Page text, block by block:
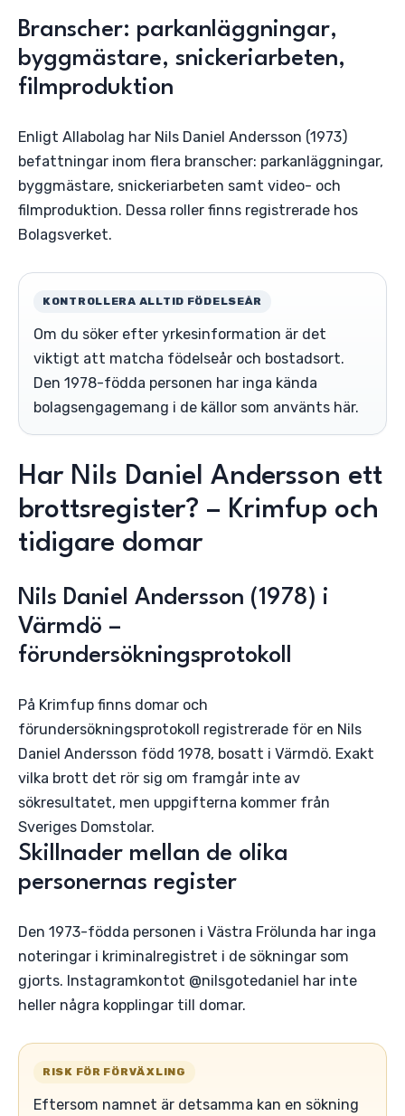
Branscher: parkanläggningar,
byggmästare, snickeriarbeten,
filmproduktion
Enligt Allabolag har Nils Daniel Andersson (1973)
befattningar inom flera branscher: parkanläggningar,
byggmästare, snickeriarbeten samt video- och
filmproduktion. Dessa roller finns registrerade hos
Bolagsverket.
KONTROLLERA ALLTID FÖDELSEÅR
Om du söker efter yrkesinformation är det
viktigt att matcha födelseår och bostadsort.
Den 1978-födda personen har inga kända
bolagsengagemang i de källor som använts här.
Har Nils Daniel Andersson ett
brottsregister? – Krimfup och
tidigare domar
Nils Daniel Andersson (1978) i
Värmdö –
förundersökningsprotokoll
På Krimfup finns domar och
förundersökningsprotokoll registrerade för en Nils
Daniel Andersson född 1978, bosatt i Värmdö. Exakt
vilka brott det rör sig om framgår inte av
sökresultatet, men uppgifterna kommer från
Sveriges Domstolar.
Skillnader mellan de olika
personernas register
Den 1973-födda personen i Västra Frölunda har inga
noteringar i kriminalregistret i de sökningar som
gjorts. Instagramkontot @nilsgotedaniel har inte
heller några kopplingar till domar.
RISK FÖR FÖRVÄXLING
Eftersom namnet är detsamma kan en sökning